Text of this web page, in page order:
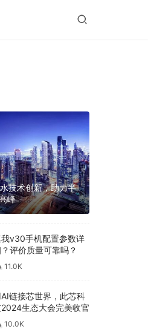
技术创新，助力半
峰
v30手机配置参数详
评价质量可靠吗？
11.0K
AI链接芯世界，此芯科
生态大会完美收官
10.0K